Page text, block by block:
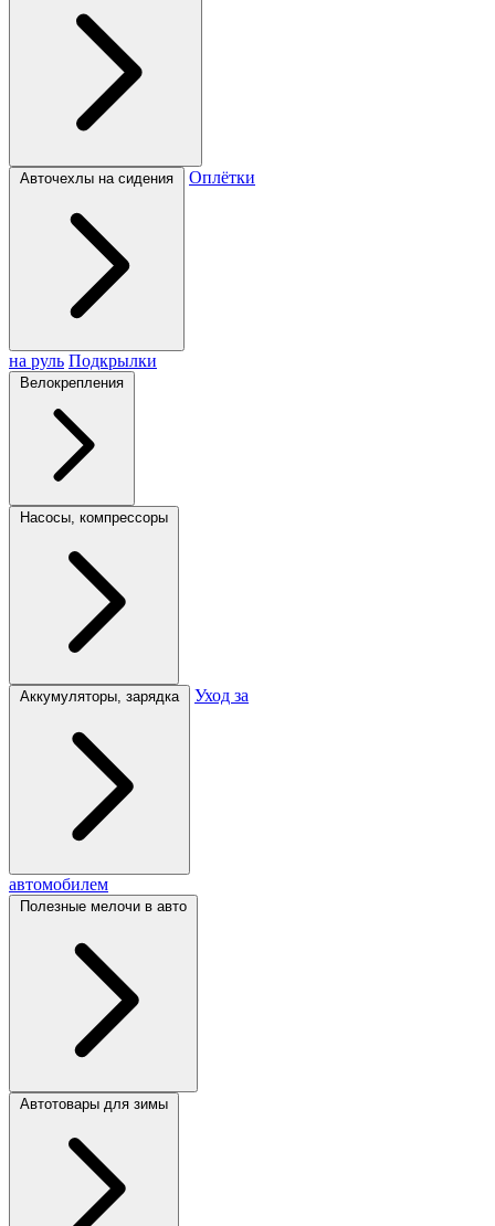
Авточехлы на сидения Оплётки
на руль Подкрылки
Велокрепления
Насосы, компрессоры
Аккумуляторы, зарядка Уход за
автомобилем
Полезные мелочи в авто
Автотовары для зимы